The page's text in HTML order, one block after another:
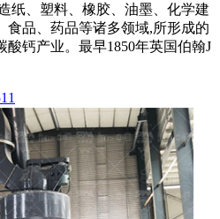
纸、塑料、橡胶、油墨、化学建
食品、药品等诸多领域,所形成的
酸钙产业。最早1850年英国伯翰J